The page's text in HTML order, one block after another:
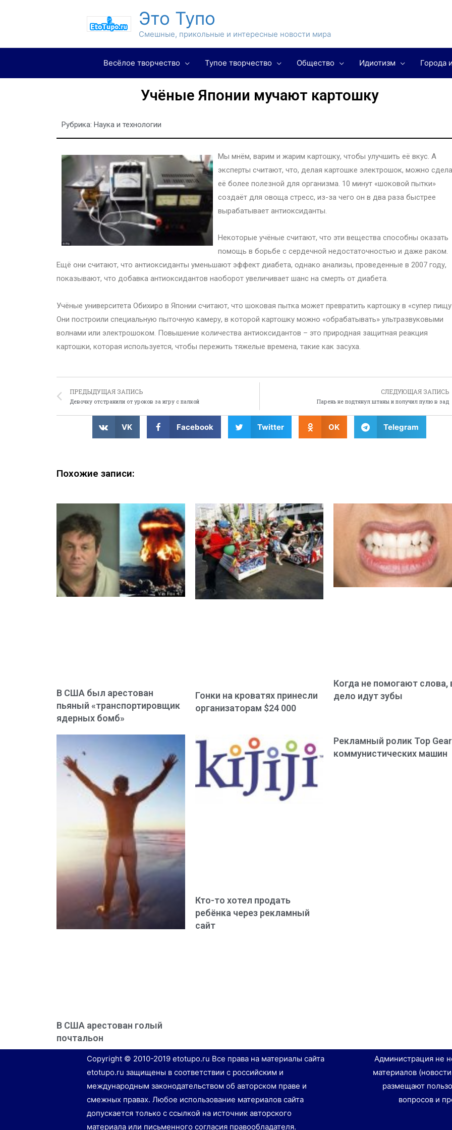
Это Тупо
Смешные, прикольные и интересные новости мира
Весёлое творчество Тупое творчество Общество Идиотизм Города
Учёные Японии мучают картошку
Рубрика: Наука и технологии
Мы мнём, варим и жарим картошку, чтобы улучшить её вкус. А
эксперты считают, что, делая картошке электрошок, можно
её более полезной для организма. 10 минут «шоковой пытки»
создаёт для овоща стресс, из-за чего он в два раза быстрее
вырабатывает антиоксиданты.
Некоторые учёные считают, что эти вещества способны оказать
помощь в борьбе с сердечной недостаточностью и даже раком.
Ещё они считают, что антиоксиданты уменьшают эффект диабета, однако анализы, проведенные в 2007 году,
показывают, что добавка антиоксидантов наоборот увеличивает шанс на смерть от диабета.
Учёные университета Обихиро в Японии считают, что шоковая пытка может превратить картошку в «супер
Они построили специальную пыточную камеру, в которой картошку можно «обрабатывать» ультразвуковыми
волнами или электрошоком. Повышение количества антиоксидантов – это природная защитная реакция
картошки, которая используется, чтобы пережить тяжелые времена, такие как засуха.
ПРЕДЫДУЩАЯ ЗАПИСЬ
Девочку отстранили от уроков за игру с палкой
СЛЕДУЮЩАЯ ЗАПИСЬ
Парень не подтянул штаны и получил пулю в зад
VK Facebook Twitter OK Telegram
Похожие записи:
В США был арестован
пьяный «транспортировщик
ядерных бомб»
Гонки на кроватях принесли
организаторам $24 000
Когда не помогают слова,
дело идут зубы
В США арестован голый
почтальон
Кто-то хотел продать
ребёнка через рекламный
сайт
Рекламный ролик Top Gear
коммунистических машин
Copyright © 2010-2019 etotupo.ru Все права на материалы сайта
etotupo.ru защищены в соответствии с российским и
международным законодательством об авторском праве и
смежных правах. Любое использование материалов сайта
допускается только с ссылкой на источник авторского
материала или письменного согласия правообладателя.
Администрация не
материалов
размещают
вопросов и